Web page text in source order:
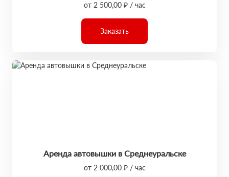
от 2 500,00 ₽ / час
Заказать
Аренда автовышки в Среднеуральске
от 2 000,00 ₽ / час